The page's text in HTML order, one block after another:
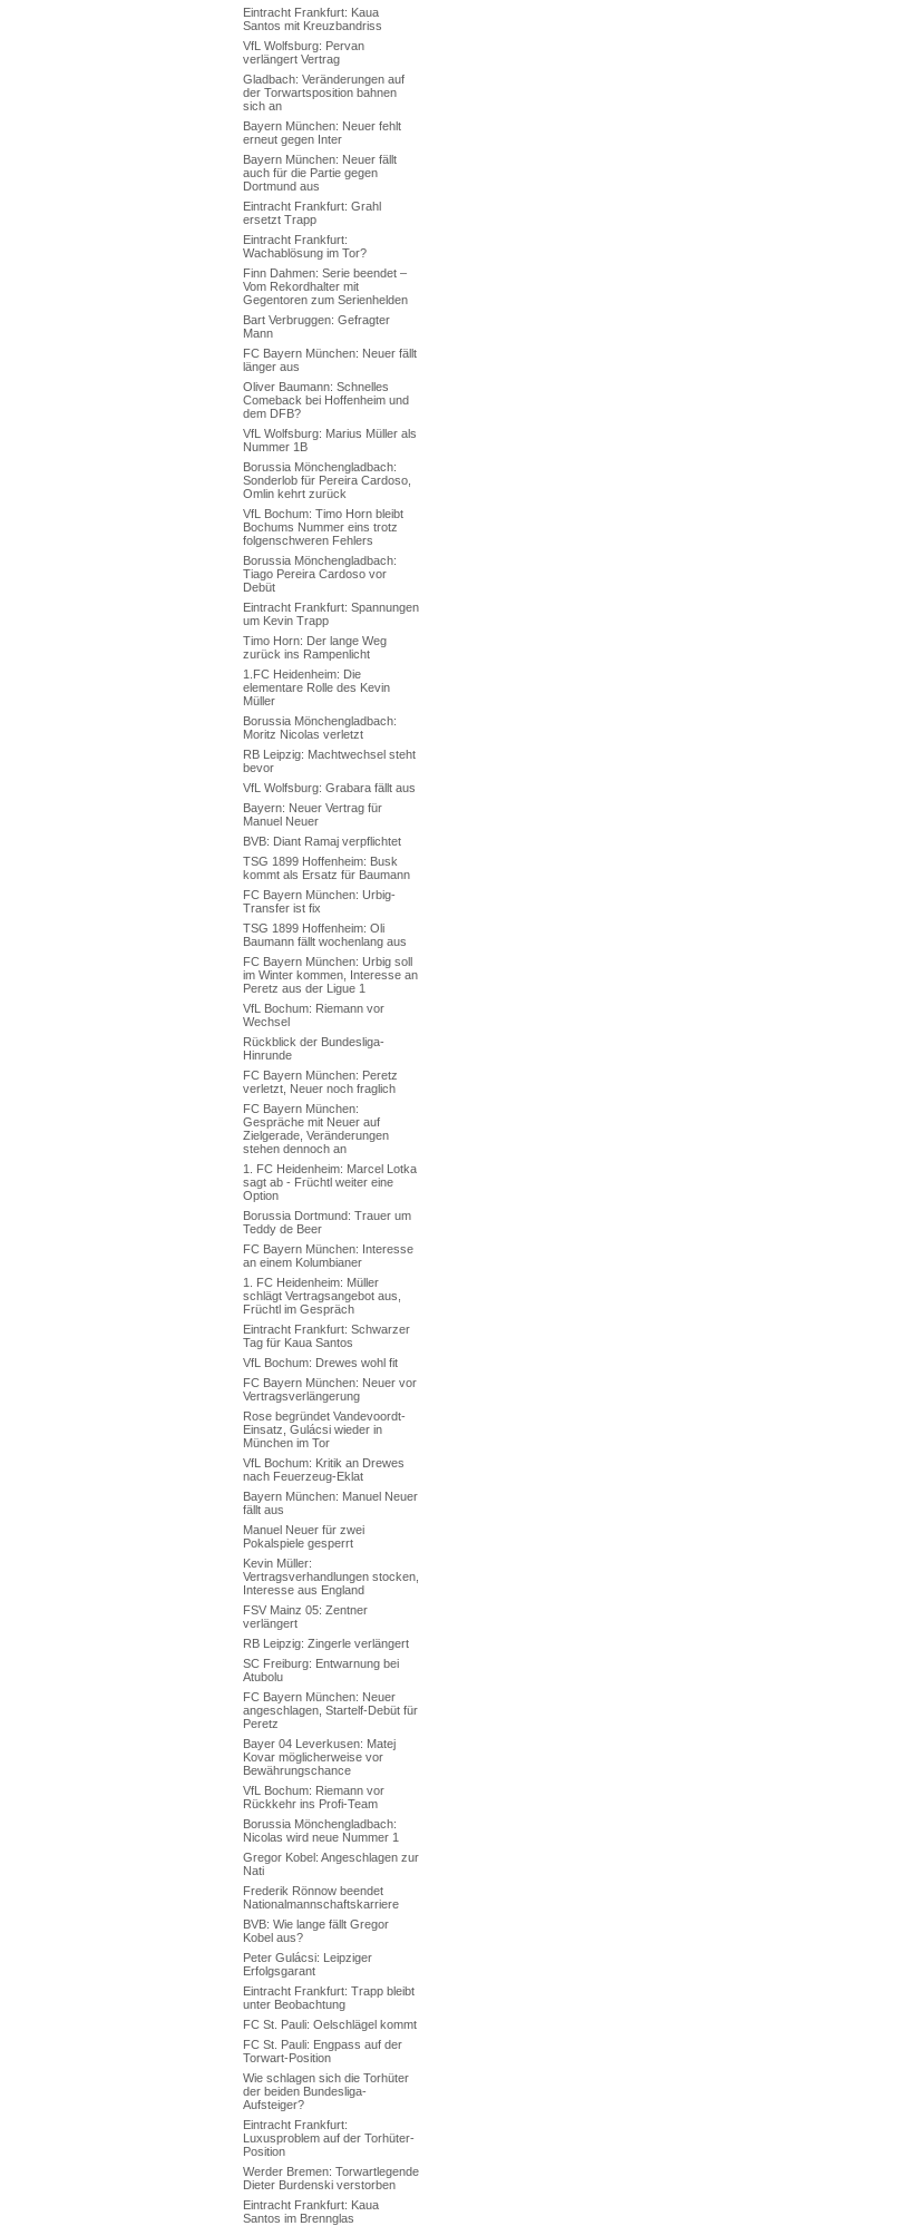
Eintracht Frankfurt: Kaua
Santos mit Kreuzbandriss
VfL Wolfsburg: Pervan
verlängert Vertrag
Gladbach: Veränderungen auf
der Torwartsposition bahnen
sich an
Bayern München: Neuer fehlt
erneut gegen Inter
Bayern München: Neuer fällt
auch für die Partie gegen
Dortmund aus
Eintracht Frankfurt: Grahl
ersetzt Trapp
Eintracht Frankfurt:
Wachablösung im Tor?
Finn Dahmen: Serie beendet –
Vom Rekordhalter mit
Gegentoren zum Serienhelden
Bart Verbruggen: Gefragter
Mann
FC Bayern München: Neuer fällt
länger aus
Oliver Baumann: Schnelles
Comeback bei Hoffenheim und
dem DFB?
VfL Wolfsburg: Marius Müller als
Nummer 1B
Borussia Mönchengladbach:
Sonderlob für Pereira Cardoso,
Omlin kehrt zurück
VfL Bochum: Timo Horn bleibt
Bochums Nummer eins trotz
folgenschweren Fehlers
Borussia Mönchengladbach:
Tiago Pereira Cardoso vor
Debüt
Eintracht Frankfurt: Spannungen
um Kevin Trapp
Timo Horn: Der lange Weg
zurück ins Rampenlicht
1.FC Heidenheim: Die
elementare Rolle des Kevin
Müller
Borussia Mönchengladbach:
Moritz Nicolas verletzt
RB Leipzig: Machtwechsel steht
bevor
VfL Wolfsburg: Grabara fällt aus
Bayern: Neuer Vertrag für
Manuel Neuer
BVB: Diant Ramaj verpflichtet
TSG 1899 Hoffenheim: Busk
kommt als Ersatz für Baumann
FC Bayern München: Urbig-
Transfer ist fix
TSG 1899 Hoffenheim: Oli
Baumann fällt wochenlang aus
FC Bayern München: Urbig soll
im Winter kommen, Interesse an
Peretz aus der Ligue 1
VfL Bochum: Riemann vor
Wechsel
Rückblick der Bundesliga-
Hinrunde
FC Bayern München: Peretz
verletzt, Neuer noch fraglich
FC Bayern München:
Gespräche mit Neuer auf
Zielgerade, Veränderungen
stehen dennoch an
1. FC Heidenheim: Marcel Lotka
sagt ab - Früchtl weiter eine
Option
Borussia Dortmund: Trauer um
Teddy de Beer
FC Bayern München: Interesse
an einem Kolumbianer
1. FC Heidenheim: Müller
schlägt Vertragsangebot aus,
Früchtl im Gespräch
Eintracht Frankfurt: Schwarzer
Tag für Kaua Santos
VfL Bochum: Drewes wohl fit
FC Bayern München: Neuer vor
Vertragsverlängerung
Rose begründet Vandevoordt-
Einsatz, Gulácsi wieder in
München im Tor
VfL Bochum: Kritik an Drewes
nach Feuerzeug-Eklat
Bayern München: Manuel Neuer
fällt aus
Manuel Neuer für zwei
Pokalspiele gesperrt
Kevin Müller:
Vertragsverhandlungen stocken,
Interesse aus England
FSV Mainz 05: Zentner
verlängert
RB Leipzig: Zingerle verlängert
SC Freiburg: Entwarnung bei
Atubolu
FC Bayern München: Neuer
angeschlagen, Startelf-Debüt für
Peretz
Bayer 04 Leverkusen: Matej
Kovar möglicherweise vor
Bewährungschance
VfL Bochum: Riemann vor
Rückkehr ins Profi-Team
Borussia Mönchengladbach:
Nicolas wird neue Nummer 1
Gregor Kobel: Angeschlagen zur
Nati
Frederik Rönnow beendet
Nationalmannschaftskarriere
BVB: Wie lange fällt Gregor
Kobel aus?
Peter Gulácsi: Leipziger
Erfolgsgarant
Eintracht Frankfurt: Trapp bleibt
unter Beobachtung
FC St. Pauli: Oelschlägel kommt
FC St. Pauli: Engpass auf der
Torwart-Position
Wie schlagen sich die Torhüter
der beiden Bundesliga-
Aufsteiger?
Eintracht Frankfurt:
Luxusproblem auf der Torhüter-
Position
Werder Bremen: Torwartlegende
Dieter Burdenski verstorben
Eintracht Frankfurt: Kaua
Santos im Brennglas